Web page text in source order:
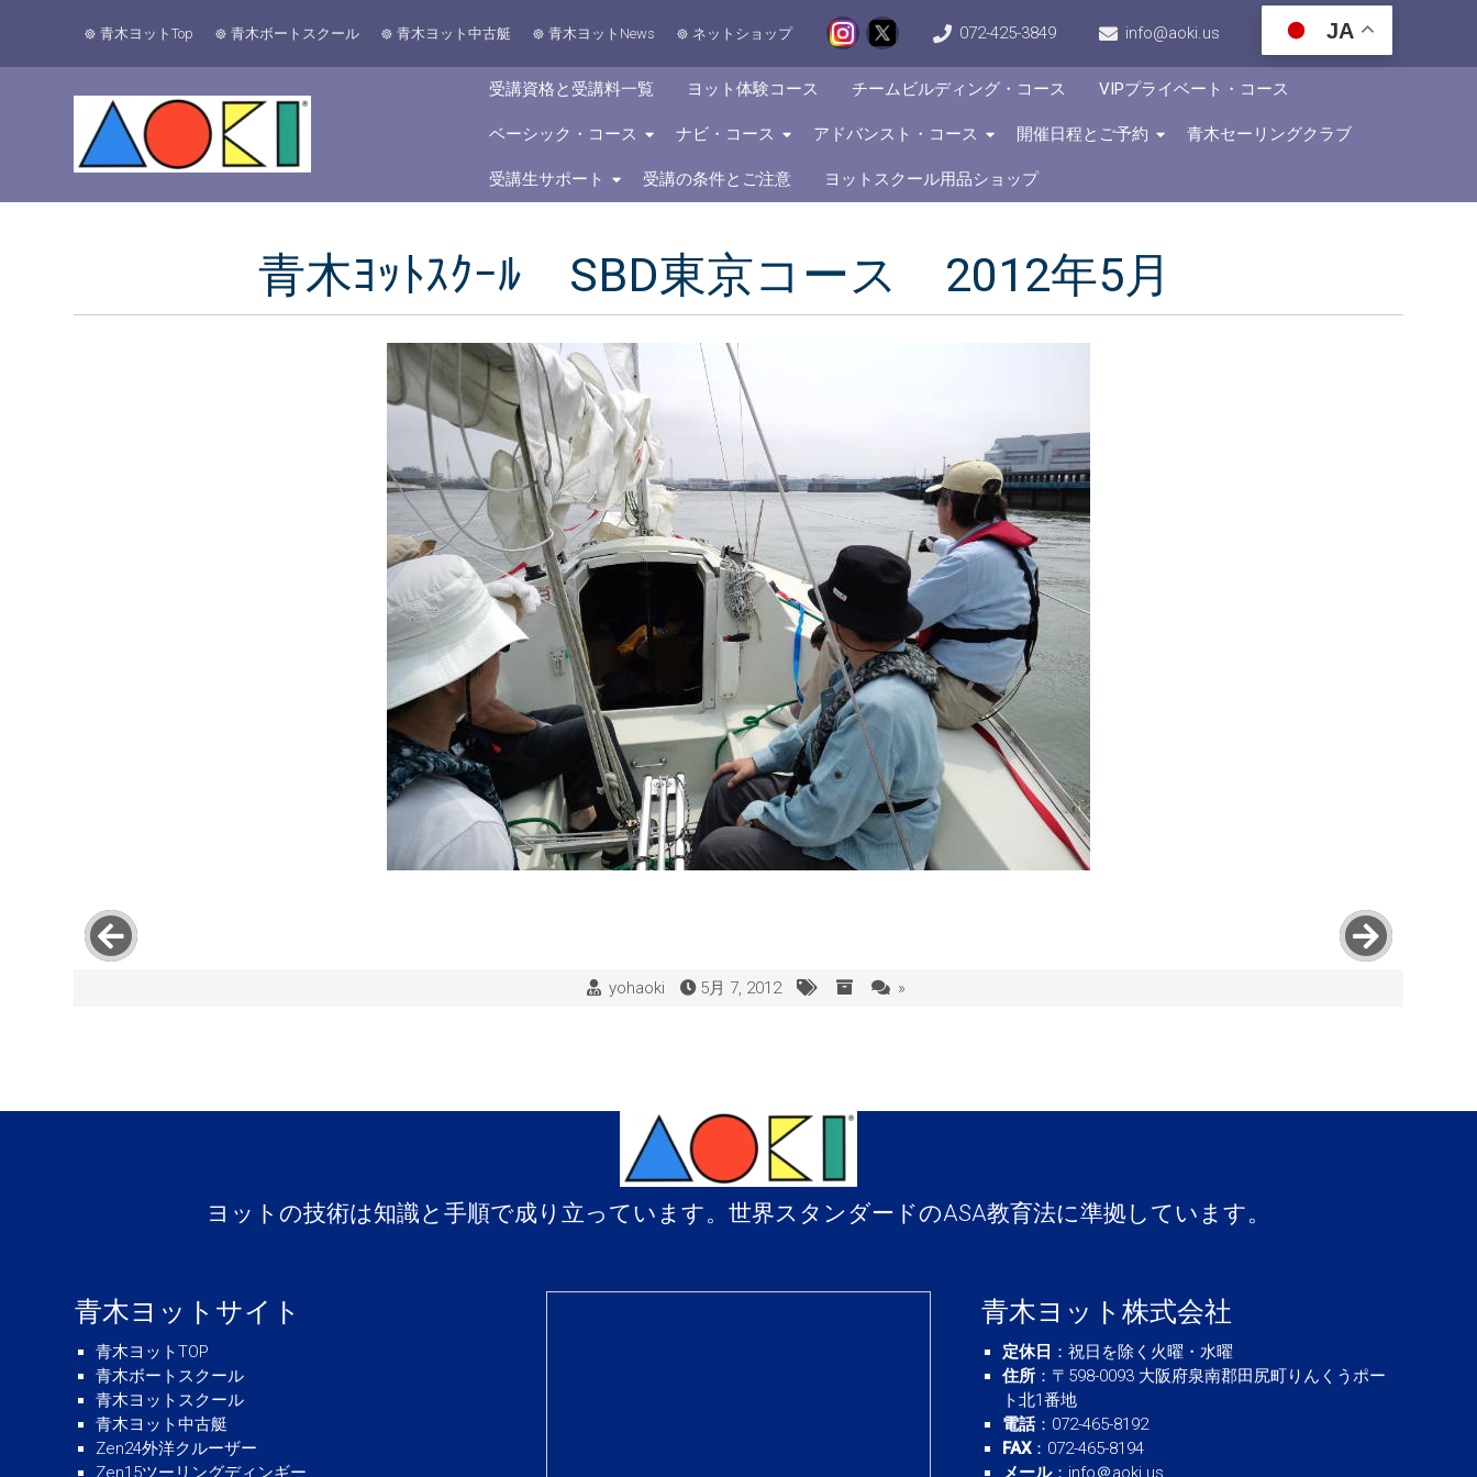
青木ヨットTop 青木ボートスクール 青木ヨット中古艇 青木ヨットNews ネットショップ 072-425-3849 info@aoki.us JA
受講資格と受講料一覧 ヨット体験コース チームビルディング・コース VIPプライベート・コース
ベーシック・コース ナビ・コース アドバンスト・コース 開催日程とご予約 青木セーリングクラブ
受講生サポート 受講の条件とご注意 ヨットスクール用品ショップ
青木ﾖｯﾄｽｸｰﾙ SBD東京コース 2012年5月
yohaoki 5月 7, 2012 »
ヨットの技術は知識と手順で成り立っています。世界スタンダードのASA教育法に準拠しています。
青木ヨットサイト
青木ヨットTOP
青木ボートスクール
青木ヨットスクール
青木ヨット中古艇
Zen24外洋クルーザー
Zen15ツーリングディンギー
青木ヨット株式会社
定休日 ：祝日を除く火曜・水曜
住所 ：〒598-0093 大阪府泉南郡田尻町りんくうポー
ト北1番地
電話：072-465-8192
FAX：072-465-8194
メール： info＠aoki.us